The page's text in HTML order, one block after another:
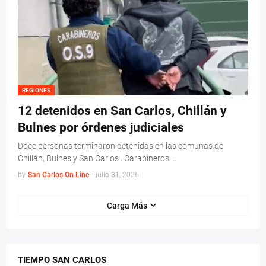
REGIONES
12 detenidos en San Carlos, Chillán y
Bulnes por órdenes judiciales
Doce personas terminaron detenidas en las comunas de
Chillán, Bulnes y San Carlos . Carabineros …
by San Carlos On Line - julio 31, 2026
Carga Más
TIEMPO SAN CARLOS